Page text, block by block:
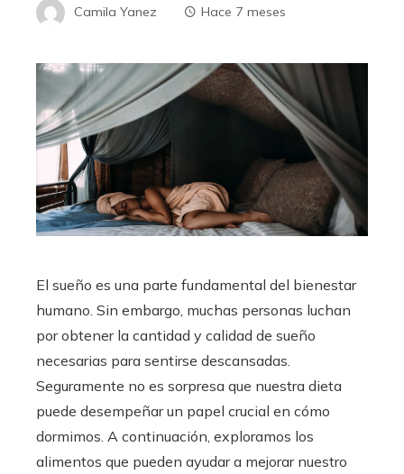
Camila Yanez Hace 7 meses
El sueño es una parte fundamental del bienestar
humano. Sin embargo, muchas personas luchan
por obtener la cantidad y calidad de sueño
necesarias para sentirse descansadas.
Seguramente no es sorpresa que nuestra dieta
puede desempeñar un papel crucial en cómo
dormimos. A continuación, exploramos los
alimentos que pueden ayudar a mejorar nuestro